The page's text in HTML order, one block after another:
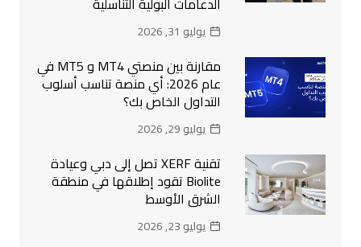
يوليو 31, 2026
مقارنة بين منصتي MT4 و MT5 في
عام 2026: أي منصة تناسب أسلوب
التداول الخاص بك؟
يوليو 29, 2026
تقنية XERF تصل إلى دبي وعيادة
Biolite تقود إطلاقها في منطقة
الشرق الأوسط
يوليو 23, 2026